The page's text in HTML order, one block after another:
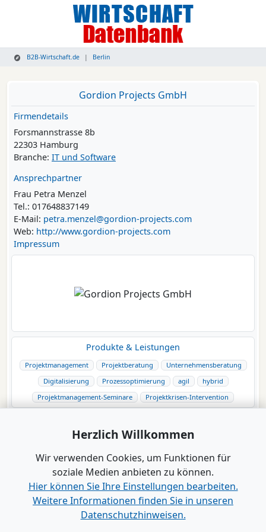
B2B-Wirtschaft.de Berlin
Gordion Projects GmbH
Firmendetails
Forsmannstrasse 8b
22303 Hamburg
Branche: IT und Software
Ansprechpartner
Frau Petra Menzel
Tel.: 017648837149
E-Mail: petra.menzel@gordion-projects.com
Web: http://www.gordion-projects.com
Impressum
Produkte & Leistungen
Projektmanagement Projektberatung
Unternehmensberatung
Digitalisierung
Prozessoptimierung agil
hybrid
Projektmanagement-Seminare
Projektkrisen-Intervention
Herzlich Willkommen
Wir verwenden Cookies, um Funktionen für
soziale Medien anbieten zu können.
Hier können Sie Ihre Einstellungen bearbeiten.
Weitere Informationen finden Sie in unseren
Datenschutzhinweisen.